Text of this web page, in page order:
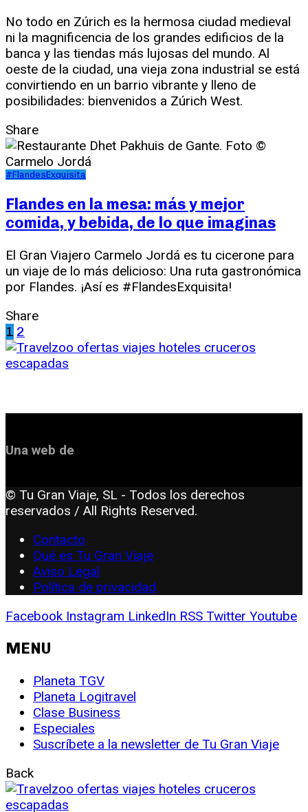
No todo en Zúrich es la hermosa ciudad medieval
ni la magnificencia de los grandes edificios de la
banca y las tiendas más lujosas del mundo. Al
oeste de la ciudad, una vieja zona industrial se está
convirtiendo en un barrio vibrante y lleno de
posibilidades: bienvenidos a Zúrich West.
Share
#FlandesExquisita
Flandes en la mesa: más y mejor
comida, y bebida, de lo que imaginas
El Gran Viajero Carmelo Jordá es tu cicerone para
un viaje de lo más delicioso: Una ruta gastronómica
por Flandes. ¡Así es #FlandesExquisita!
Share
1 2
Una web de
© Tu Gran Viaje, SL - Todos los derechos
reservados / All Rights Reserved.
Contacto
Qué es Tu Gran Viaje
Aviso Legal
Política de privacidad
Facebook Instagram LinkedIn RSS Twitter Youtube
MENU
Planeta TGV
Planeta Logitravel
Clase Business
Especiales
Suscríbete a la newsletter de Tu Gran Viaje
Back